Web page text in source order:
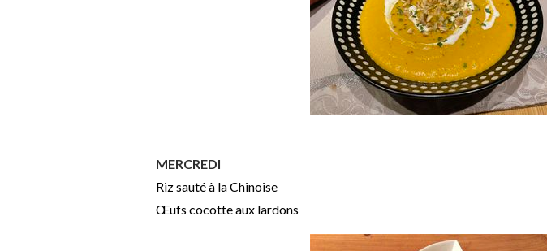
MERCREDI
Riz sauté à la Chinoise
Œufs cocotte aux lardons